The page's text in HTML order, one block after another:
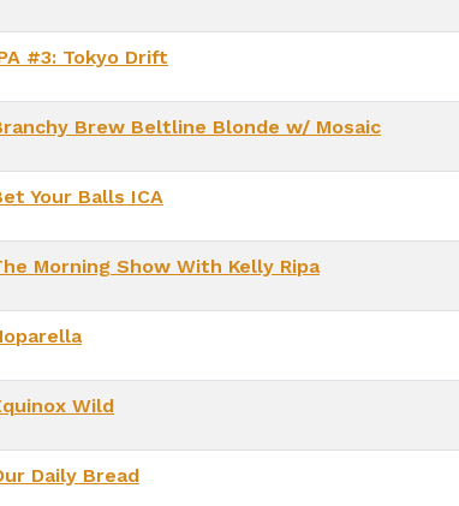
#3: Tokyo Drift
Brew Beltline Blonde w/ Mosaic
Your Balls ICA
Morning Show With Kelly Ripa
Wild
Daily Bread